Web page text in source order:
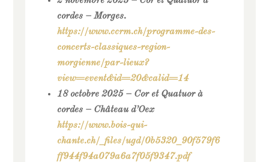
cordes – Morges.
https://www.ccrm.ch/programme-des-
concerts-classiques-region-
morgienne/par-lieux?
view=event&id=20&calid=14
18 octobre 2025 – Cor et Quatuor à
cordes – Château d’Oex
https://www.bois-qui-
chante.ch/_files/ugd/0b5320_90f579f6
ff944f94a079a6a7f05f9347.pdf